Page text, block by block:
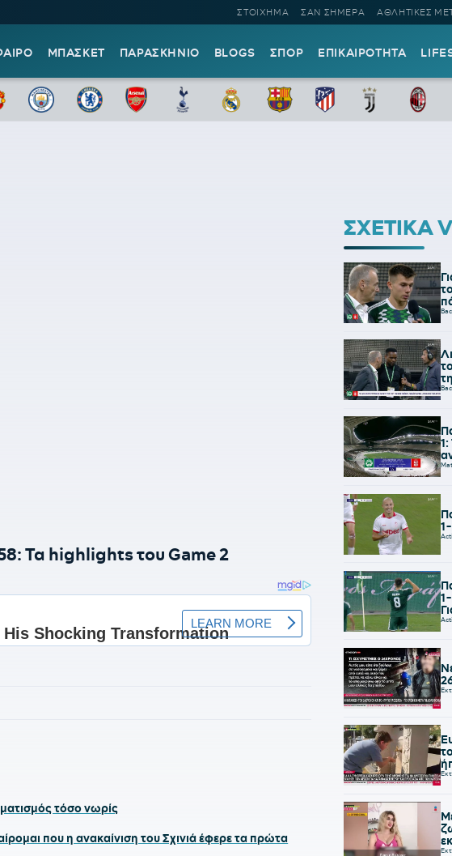
ΣΤΟΙΧΗΜΑ ΣΑΝ ΣΗΜΕΡΑ ΑΘΛΗΤΙΚΕΣ
ΜΠΑΣΚΕΤ ΠΑΡΑΣΚΗΝΙΟ BLOGS ΣΠΟΡ ΕΠΙΚΑΙΡΟΤΗΤΑ
Τα highlights του Game 2
τόσο νωρίς
που η ανακαίνιση του Σχινιά έφερε τα πρώτα
ΣΧΕΤΙΚΑ